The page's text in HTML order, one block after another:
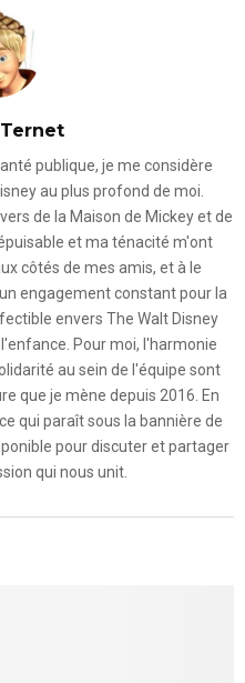
publique, je me considère
au plus profond de moi.
de la Maison de Mickey et de
et ma ténacité m'ont
côtés de mes amis, et à le
engagement constant pour la
envers The Walt Disney
Pour moi, l'harmonie
au sein de l'équipe sont
que je mène depuis 2016. En
qui paraît sous la bannière de
pour discuter et partager
qui nous unit.